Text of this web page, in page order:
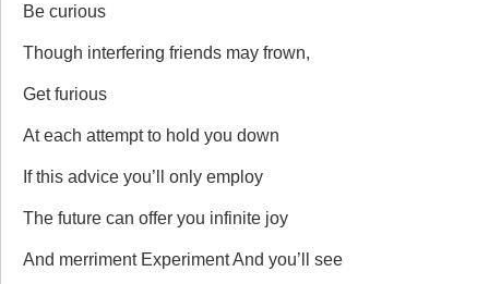
Be curious
Though interfering friends may frown,
Get furious
At each attempt to hold you down
If this advice you’ll only employ
The future can offer you infinite joy
And merriment Experiment And you’ll see